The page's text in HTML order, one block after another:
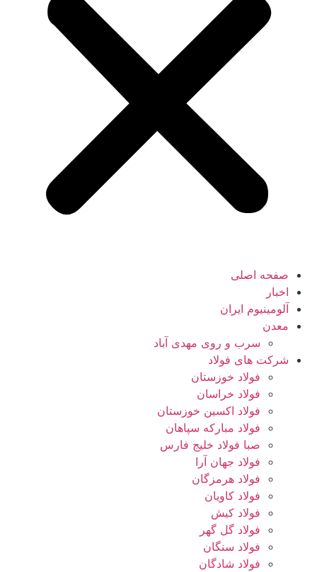
صفحه اصلی
اخبار
آلومینیوم ایران
معدن
سرب و روی مهدی آباد
شرکت های فولاد
فولاد خوزستان
فولاد خراسان
فولاد اکسین خوزستان
فولاد مبارکه سپاهان
صبا فولاد خلیج فارس
فولاد جهان آرا
فولاد هرمزگان
فولاد کاویان
فولاد کیش
فولاد گل گهر
فولاد سنگان
فولاد شادگان